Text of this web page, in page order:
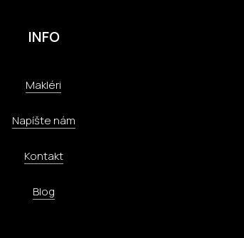
INFO
Makléri
Napíšte nám
Kontakt
Blog